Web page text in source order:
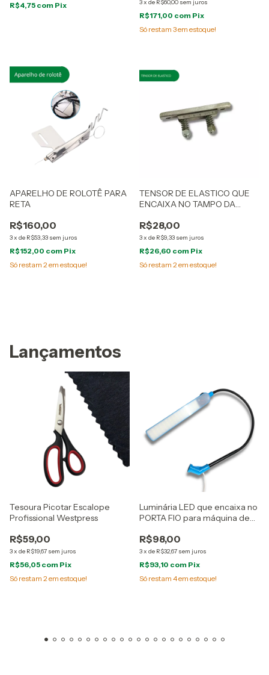
R$4,75 com Pix 3x de R$60,00 sem juros
R$171,00 com Pix
Só restam 3em estoque!
APARELHO DE ROLOTÊ PARA
RETA
R$160,00
3x de R$53,33 sem juros
R$152,00 com Pix
Só restam 2em estoque!
TENSOR DE ELASTICO QUE
ENCAIXA NO TAMPO DA
CÓD GL17
R$28,00
3x de R$9,33 sem juros
R$26,60 com Pix
Só restam 2em estoque!
Lançamentos
Tesoura Picotar Escalope
Profissional Westpress
R$59,00
3x de R$19,67 sem juros
R$56,05 com Pix
Só restam 2em estoque!
Luminária LED que encaixa no
PORTA FIO para máquina de
R$98,00
3x de R$32,67 sem juros
R$93,10 com Pix
Só restam 4em estoque!